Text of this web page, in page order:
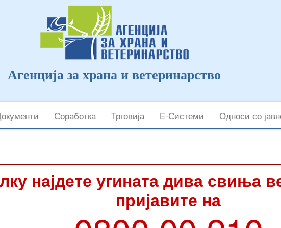
Агенција за храна и ветеринарство
Соработка Трговија Е-Системи Односи со
најдете угината дива свиња
пријавите на